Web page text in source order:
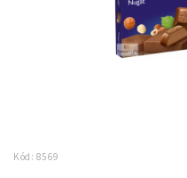
Kód: 8569